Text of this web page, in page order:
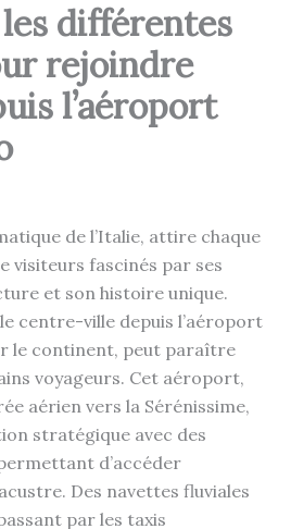
différentes
rejoindre
l’aéroport
de l’Italie, attire chaque
visiteurs fascinés par ses
et son histoire unique.
centre-ville depuis l’aéroport
le continent, peut paraître
voyageurs. Cet aéroport,
aérien vers la Sérénissime,
stratégique avec des
d’accéder
Des navettes fluviales
par les taxis